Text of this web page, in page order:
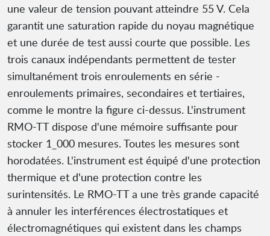
une valeur de tension pouvant atteindre 55 V. Cela
garantit une saturation rapide du noyau magnétique
et une durée de test aussi courte que possible. Les
trois canaux indépendants permettent de tester
simultanément trois enroulements en série -
enroulements primaires, secondaires et tertiaires,
comme le montre la figure ci-dessus. L'instrument
RMO-TT dispose d'une mémoire suffisante pour
stocker 1_000 mesures. Toutes les mesures sont
horodatées. L'instrument est équipé d'une protection
thermique et d'une protection contre les
surintensités. Le RMO-TT a une très grande capacité
à annuler les interférences électrostatiques et
électromagnétiques qui existent dans les champs